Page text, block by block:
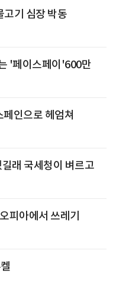
고기 심장 박동
'페이스페이'600만
인으로 헤엄쳐
래 국세청이 벼르고
피아에서 쓰레기